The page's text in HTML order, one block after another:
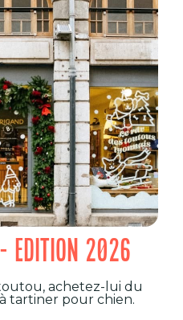
EDITION 2026
achetez-lui du
tartiner pour chien.